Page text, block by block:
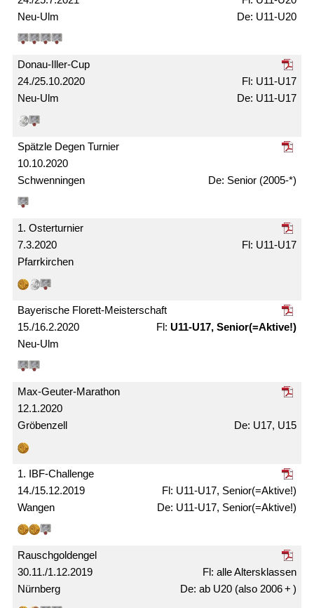
Neu-Ulm
U11-U20
24./25.10.2020
Donau-Iller-Cup
Neu-Ulm
U11-U17
U11-U17
10.10.2020
Spätzle Degen Turnier
Schwenningen Senior (2005-*)
7.3.2020
1. Oster­turnier
Pfarrkirchen
U11-U17
15./16.2.2020
Bayerische Florett-Meister­schaft
Neu-Ulm
U11-U17, Senior(=Aktive!)
12.1.2020
Max-Geuter-Marathon
Gröbenzell U17, U15
14./15.12.2019
1. IBF-Challenge
Wangen
U11-U17, Senior(=Aktive!)
U11-U17, Senior(=Aktive!)
30.11./1.12.2019
Rausch­gold­engel
Nürnberg
alle Alters­klassen
ab U20 (also 2006 + )